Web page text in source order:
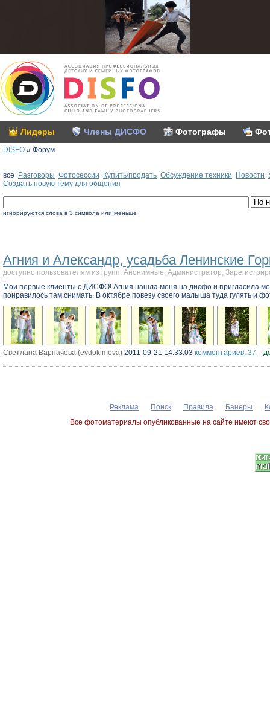
Лидеры Члены ДИСФО Фотографы
DISFO » Форум
все Разговоры Фотосессии Купить/продать Обсуждение техники Новоcти
Создать новую тему для общения
игнорируются слова в 3 символа или меньше
Агния и Александр, усадьба Ленинские
доступно пользователям из групп: Анонимные, Администратор,
Мои первые клиенты с ДИСФО! Агния нашла меня на дисфо и пригласила
понравилось там снимать. В октябре повезу своего малыша туда гулять и
Светлана Варначёва (evdokimova) 2011-09-21 14:33:03 комментариев: 37
Реклама Поиск Правила Банеры
Все фотоматериалы опубликованные на сайте имеют